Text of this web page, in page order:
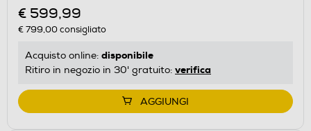
€ 599,99
€ 799,00consigliato
Acquisto online: disponibile
Ritiro in negozio in 30' gratuito: verifica
AGGIUNGI